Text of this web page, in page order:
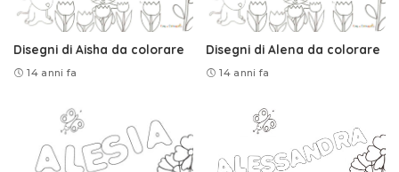
Disegni di Aisha da colorare
14 anni fa
Disegni di Alena da colorare
14 anni fa